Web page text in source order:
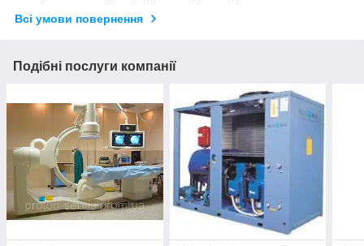
Всі умови повернення
Подібні послуги компанії